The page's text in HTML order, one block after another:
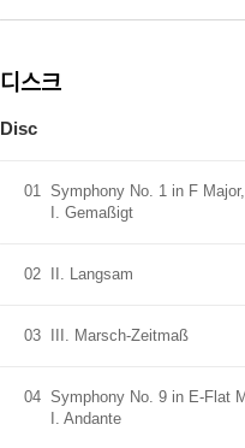
디스크
Disc
01 Symphony No. 1 in F
I. Gemaßigt
02 II. Langsam
03 III. Marsch-Zeitmaß
04 Symphony No. 9 in E-Flat
I. Andante